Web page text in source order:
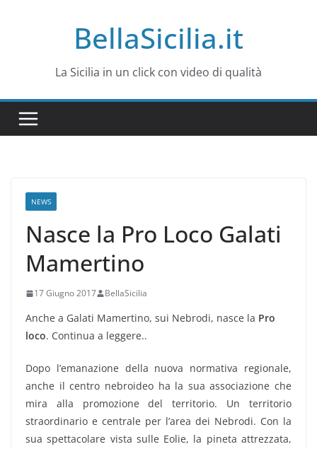
BellaSicilia.it
La Sicilia in un click con video di qualità
NEWS
Nasce la Pro Loco Galati
Mamertino
17 Giugno 2017 BellaSicilia
Anche a Galati Mamertino, sui Nebrodi, nasce la Pro
loco. Continua a leggere..
Dopo l’emanazione della nuova normativa regionale,
anche il centro nebroideo ha la sua associazione che
mira alla promozione del territorio. Un territorio
straordinario e centrale per l’area dei Nebrodi. Con la
sua spettacolare vista sulle Eolie, la pineta attrezzata,